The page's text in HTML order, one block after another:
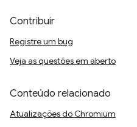
Contribuir
Registre um bug
Veja as questões em aberto
Conteúdo relacionado
Atualizações do Chromium